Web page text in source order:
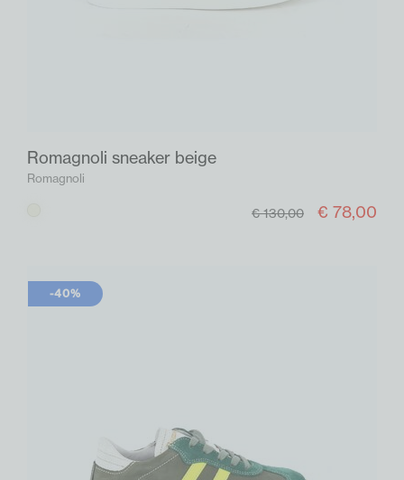
Romagnoli sneaker beige
Romagnoli
€ 130,00 € 78,00
-40%